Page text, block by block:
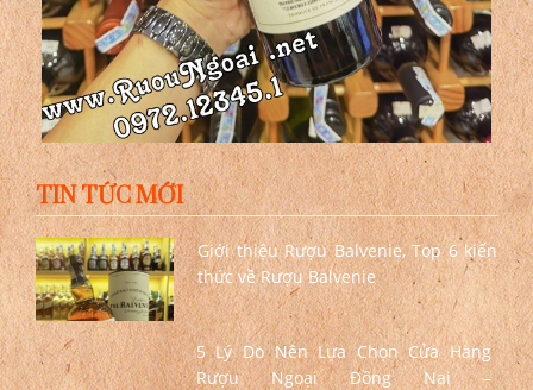
TIN TỨC MỚI
Giới thiệu Rượu Balvenie, Top 6 kiến
thức về Rượu Balvenie
5 Lý Do Nên Lựa Chọn Cửa Hàng
Rượu Ngoại Đồng Nai –